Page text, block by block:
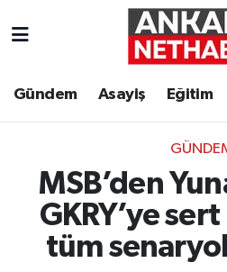
Gündem Asayiş Eğitim
MSB’den
GKRY’ye sert
tüm
Ekonomi
Gündem
Ankara Hava Durumu
Tüm Manşetler
Son Dakika Haberleri